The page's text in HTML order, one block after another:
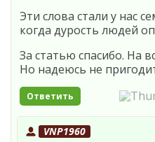
Эти слова стали у нас
когда дурость людей
За статью спасибо. На
Но надеюсь не
Ответить
VNP1960